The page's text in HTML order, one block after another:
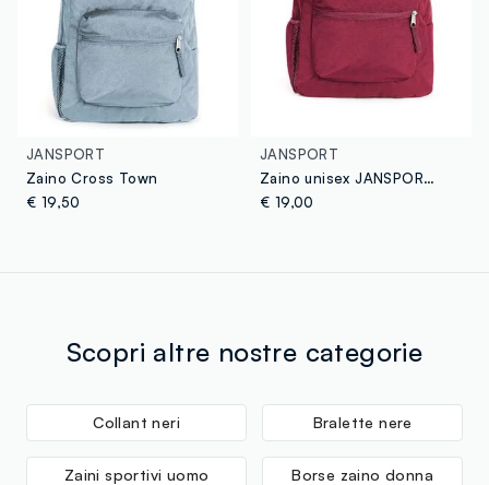
JANSPORT
Zaino Cross Town
€ 19,50
JANSPORT
Zaino unisex JANSPORT in colore bordeaux
€ 19,00
Scopri altre nostre categorie
Collant neri Bralette nere
Zaini sportivi uomo Borse zaino donna